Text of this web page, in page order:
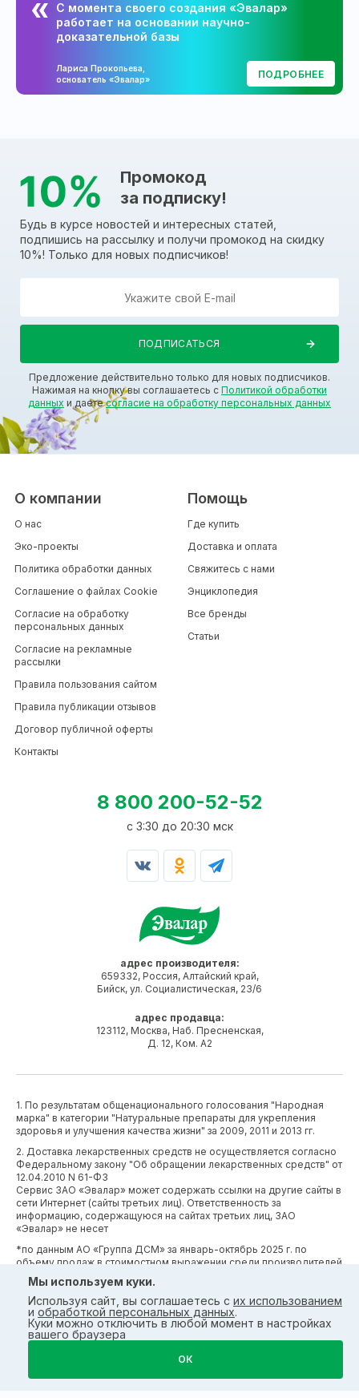
С момента своего создания «Эвалар»
работает на основании научно-
доказательной базы
Лариса Прокопьева,
основатель «Эвалар»
ПОДРОБНЕЕ
Промокод
за подписку!
Будь в курсе новостей и интересных статей,
подпишись на рассылку и получи промокод на скидку
10%! Только для новых подписчиков!
Предложение действительно только для новых подписчиков.
Нажимая на кнопку вы соглашаетесь с Политикой обработки
данных и даетесогласие на обработку персональных данных
адрес производителя:
659332, Россия, Алтайский край,
Бийск, ул. Социалистическая, 23/6
адрес продавца:
123112, Москва, Наб. Пресненская,
Д. 12, Ком. А2
О компании
О нас
Эко-проекты
Политика обработки данных
Соглашение о файлах Cookie
Согласие на обработку
персональных данных
Согласие на рекламные
рассылки
Правила пользования сайтом
Правила публикации отзывов
Договор публичной оферты
Контакты
Помощь
Где купить
Доставка и оплата
Свяжитесь с нами
Энциклопедия
Все бренды
Статьи
8 800 200-52-52
c 3:30 до 20:30 мск
1. По результатам общенационального голосования "Народная
марка" в категории "Натуральные препараты для укрепления
здоровья и улучшения качества жизни" за 2009, 2011 и 2013 гг.
2. Доставка лекарственных средств не осуществляется согласно
Федеральному закону "Об обращении лекарственных средств" от
12.04.2010 N 61-ФЗ
Сервис ЗАО «Эвалар» может содержать ссылки на другие сайты в
сети Интернет (сайты третьих лиц). Ответственность за
информацию, содержащуюся на сайтах третьих лиц, ЗАО
«Эвалар» не несет
*по данным АО «Группа ДСМ» за январь-октябрь 2025 г. по
объему продаж в стоимостном выражении среди производителей
БАД (без учета СТМ) БАД (без учета СТМ).
*Производственные процессы и системы менеджмента ЗАО
«Эвалар» сертифицированы в соответствии с требованиями
международных сертификатов GMP, ISO, HACCP
Мы используем куки.
Используя сайт, вы соглашаетесь с их использованием
и обработкой персональных данных.
Куки можно отключить в любой момент в настройках
вашего браузера
ОК